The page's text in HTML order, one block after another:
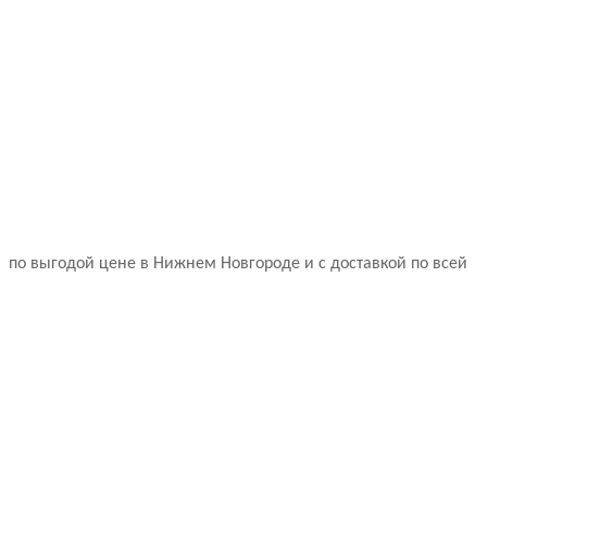
по выгодой цене в Нижнем Новгороде и с доставкой по всей